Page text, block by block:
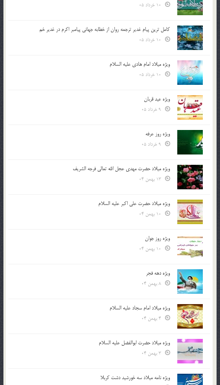
کامل ترین پیام غدیر ترجمه روان از خطابه جهانی پیامبر اکرم در غدیر خم
ویژه میلاد امام هادی علیه السلام
ویژه عید قربان
ویژه روز عرفه
ویژه میلاد حضرت مهدی عجل الله تعالی فرجه الشريف
ویژه میلاد حضرت علی اکبر علیه السلام
ویژه روز جوان
ویژه دهه فجر
ویژه میلاد امام سجاد علیه السلام
ویژه میلاد حضرت ابوالفضل علیه السلام
ویژه نامه میلاد سه خورشید دشت کربلا